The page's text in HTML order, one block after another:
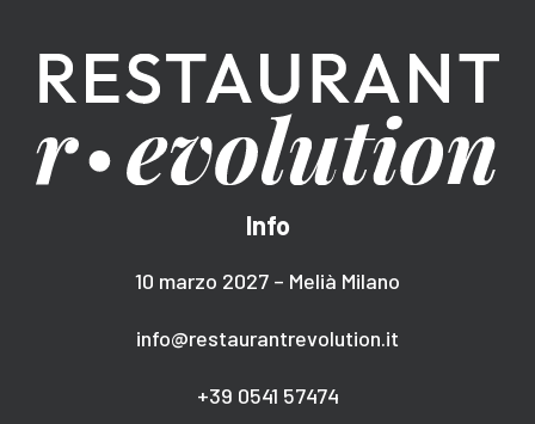
Info
10 marzo 2027 – Melià Milano
info@restaurantrevolution.it
+39 0541 57474